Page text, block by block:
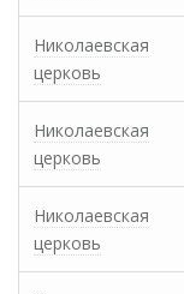
Николаевская
церковь
Николаевская
церковь
Николаевская
церковь